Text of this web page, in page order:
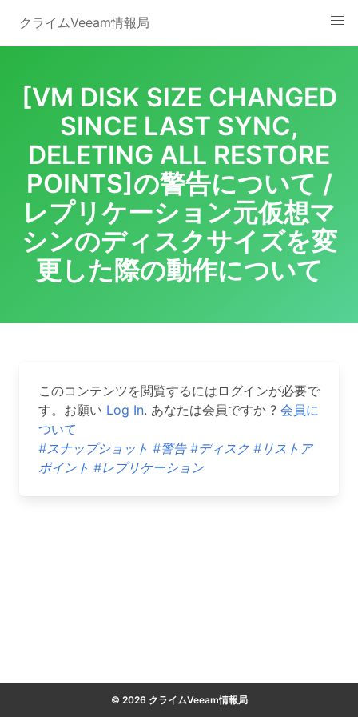
content
クライムVeeam情報局
[VM DISK SIZE CHANGED
SINCE LAST SYNC,
DELETING ALL RESTORE
POINTS]の警告について /
レプリケーション元仮想マ
シンのディスクサイズを変
更した際の動作について
このコンテンツを閲覧するにはログインが必要で
す。お願い Log In. あなたは会員ですか ? 会員に
ついて
#スナップショット #警告 #ディスク #リストア
ポイント #レプリケーション
© 2026 クライムVeeam情報局